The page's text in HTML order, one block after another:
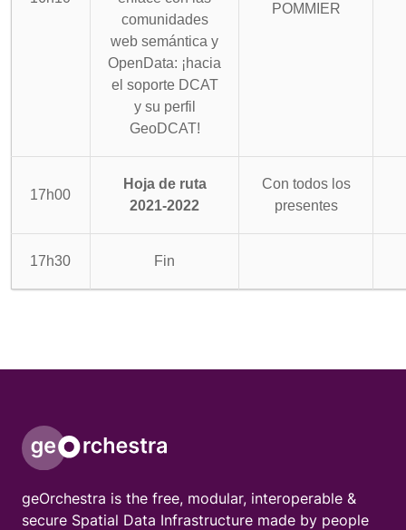
comunidades
web semántica y
OpenData: ¡hacia
el soporte DCAT
y su perfil
GeoDCAT!
POMMIER
17h00
Hoja de ruta
2021-2022
Con todos los
presentes
17h30 Fin
geOrchestra is the free, modular, interoperable &
secure Spatial Data Infrastructure made by people